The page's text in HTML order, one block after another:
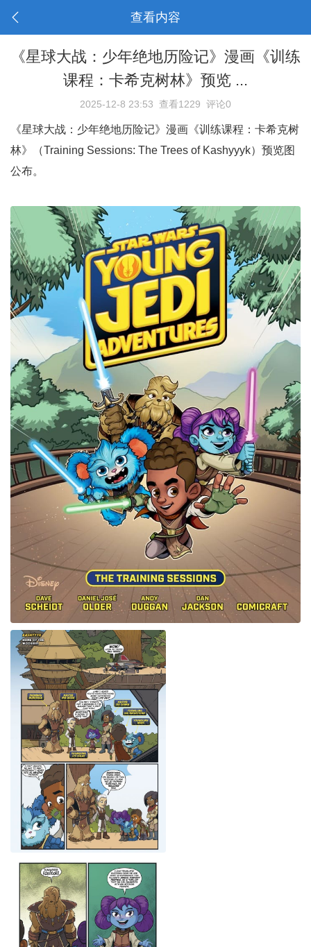
查看内容
《星球大战：少年绝地历险记》漫画《训练
课程：卡希克树林》预览 ...
2025-12-8 23:53 查看1229 评论0
《星球大战：少年绝地历险记》漫画《训练课程：卡希克树
林》（Training Sessions: The Trees of Kashyyyk）预览图
公布。